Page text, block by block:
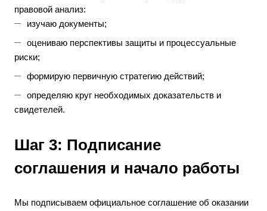
правовой анализ:
изучаю документы;
оцениваю перспективы защиты и процессуальные
риски;
формирую первичную стратегию действий;
определяю круг необходимых доказательств и
свидетелей.
Шаг 3: Подписание
соглашения и начало работы
Мы подписываем официальное соглашение об оказании